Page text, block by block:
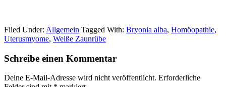
Filed Under: Allgemein Tagged With: Bryonia alba, Homöopathie,
Uterusmyome, Weiße Zaunrübe
Schreibe einen Kommentar
Deine E-Mail-Adresse wird nicht veröffentlicht. Erforderliche